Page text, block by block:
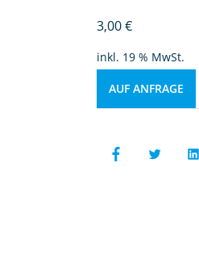
3,00€
inkl. 19 % MwSt.
AUF ANFRAGE